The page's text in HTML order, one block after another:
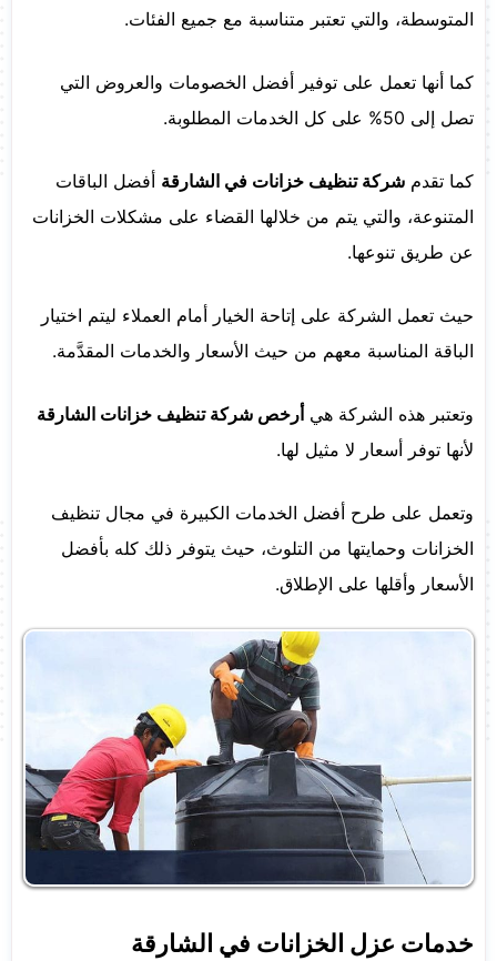
المتوسطة، والتي تعتبر متناسبة مع جميع الفئات.
كما أنها تعمل على توفير أفضل الخصومات والعروض التي
تصل إلى 50% على كل الخدمات المطلوبة.
كما تقدم شركة تنظيف خزانات في الشارقة أفضل الباقات
المتنوعة، والتي يتم من خلالها القضاء على مشكلات الخزانات
عن طريق تنوعها.
حيث تعمل الشركة على إتاحة الخيار أمام العملاء ليتم اختيار
الباقة المناسبة معهم من حيث الأسعار والخدمات المقدَّمة.
وتعتبر هذه الشركة هي أرخص شركة تنظيف خزانات الشارقة
لأنها توفر أسعار لا مثيل لها.
وتعمل على طرح أفضل الخدمات الكبيرة في مجال تنظيف
الخزانات وحمايتها من التلوث، حيث يتوفر ذلك كله بأفضل
الأسعار وأقلها على الإطلاق.
خدمات عزل الخزانات في الشارقة